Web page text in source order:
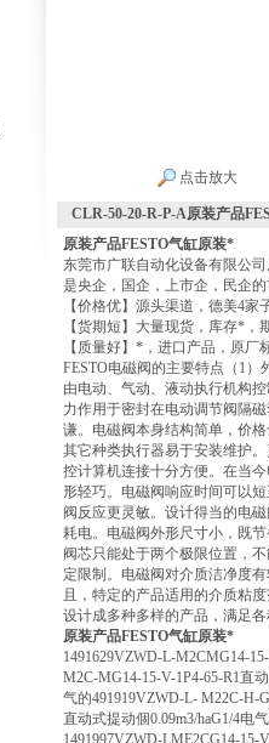
点击放大
CLR-50-20-R-P-A原装产品
原装产品FESTO气缸原装*
东莞市广联自动化设备有限公
是央企，国企，上市企，民企
【价格优】源头渠道，德美4家
【货期短】大量现货，库存*，
【质量好】*，进口产品，原厂
FESTO电磁阀的主要特点（1
由电动、气动、液动执行机构
力作用于密封在电动调节阀隔
谦。电磁阀本身结构简单，价
其它种类执行器易于安装维护
控计算机连接十分方便。在当
形轻巧。电磁阀响应时间可以
阀反应更灵敏。设计得当的电
耗电。电磁阀外形尺寸小，既
阀芯只能处于两个极限位置，
定限制。电磁阀对介质洁净度
且，特定的产品适用的介质粘
设计成多种多样的产品，满足
原装产品FESTO气缸原装*
1491629VZWD-L-M2CMG14-
M2C-MG14-15-V-1P4-65-R1直
气的491919VZWD-L- M22C-H-
直动式提动個0.09m3/haG1/4电
1491997VZWD-LME2CG14-15-